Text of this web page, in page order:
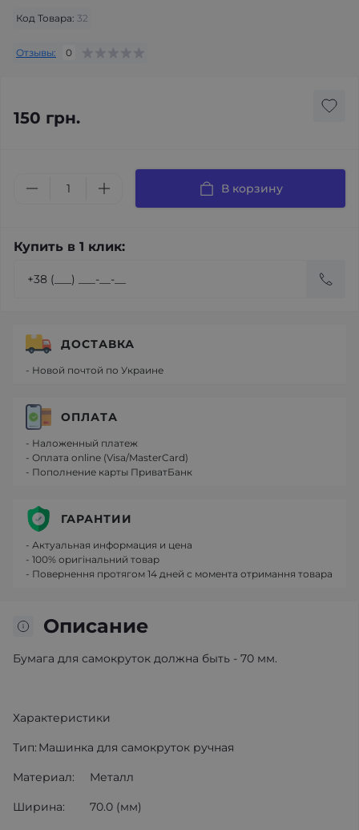
Код Товара: 32
Отзывы: 0
150 грн.
В корзину
Купить в 1 клик:
Описание
Бумага для самокруток должна быть - 70 мм.
Характеристики
Тип: Машинка для самокруток ручная
Материал: Металл
Ширина: 70.0 (мм)
ДОСТАВКА
- Новой почтой по Украине
ОПЛАТА
- Наложенный платеж
- Оплата online (Visa/MasterCard)
- Пополнение карты ПриватБанк
ГАРАНТИИ
- Актуальная информация и цена
- 100% оригінальний товар
- Повернення протягом 14 дней с момента отримання товара